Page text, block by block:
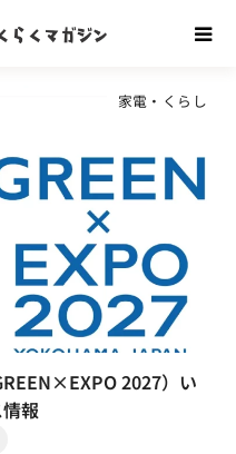
2027）い
報
家電・くらし